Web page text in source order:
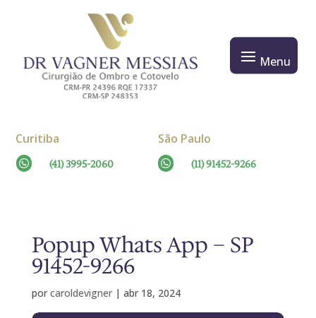
Curitiba
 (41) 3995-2060
São Paulo
 (11) 91452-9266
Popup Whats App – SP
91452-9266
porcaroldevigner| abr 18, 2024